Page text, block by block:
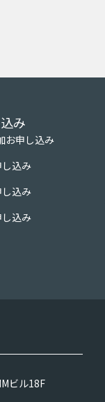
み
お申し込み
込み
込み
込み
ビル18F